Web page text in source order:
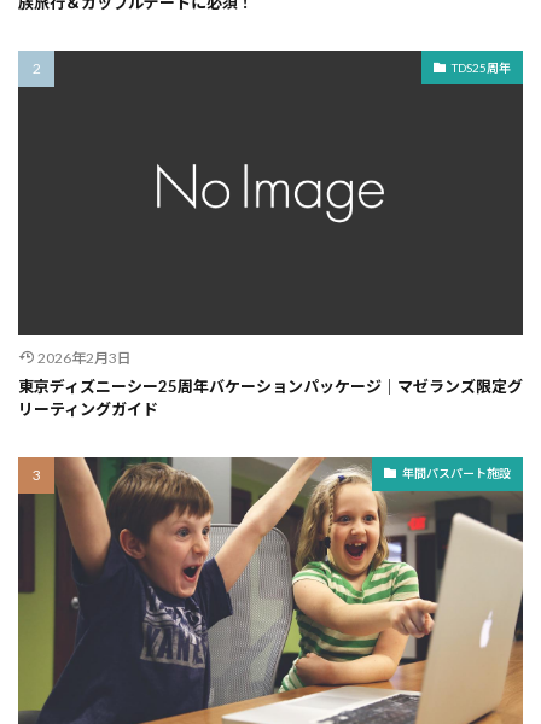
TDS25周年
2026年2月3日
東京ディズニーシー25周年バケーションパッケージ｜マゼランズ限定グ
リーティングガイド
年間パスパート施設